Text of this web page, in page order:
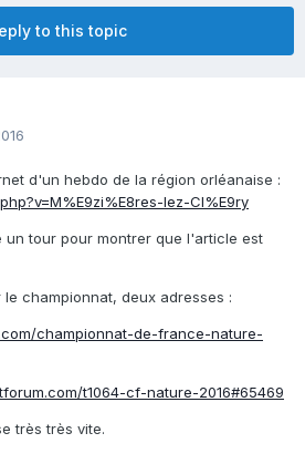
to this topic
d'un hebdo de la région orléanaise :
lez-Cl%E9ry
un tour pour montrer que l'article est
championnat, deux adresses :
championnat-de-france-nature-
t1064-cf-nature-2016#65469
très très vite.